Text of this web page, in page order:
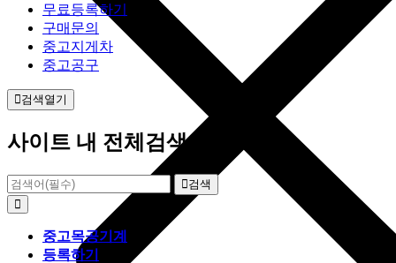
무료등록하기
구매문의
중고지게차
중고공구
검색열기
사이트 내 전체검색
검색
중고목공기계
등록하기